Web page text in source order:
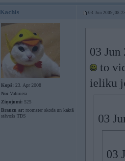
Kachis 03. Jun 2009,
Kopš: 23. Apr 2008
No: Valmiera
Ziņojumi: 525
Braucu ar: roomster skoda un kaktā
stāvošs TDS
03
to
ieliku
03
03